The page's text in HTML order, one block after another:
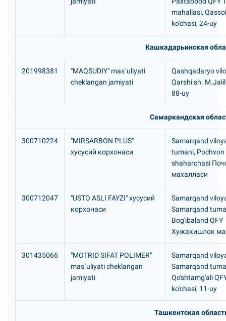
mahallasi,
ko'chasi, 24-uy
Кашкадарьинская
201998381
"MAQSUDIY" mas`uliyati
cheklangan jamiyati
Qashqadaryo
Qarshi sh.
88-uy
Самаркандская
300710224
"MIRSARBON PLUS"
хусусий корхонаси
Samarqand
tumani, Pochvon
shaharchasi
махалласи
300712047
"USTO ASLI FAYZI" хусусий
корхонаси
Samarqand
Samarqand
Bog'ibaland QFY
Хужакишлок
301435066
"MOTRID SIFAT POLIMER"
mas`uliyati cheklangan
jamiyati
Samarqand
Samarqand
Qo'shtamg'ali
ko'chasi, 11-uy
Ташкентская